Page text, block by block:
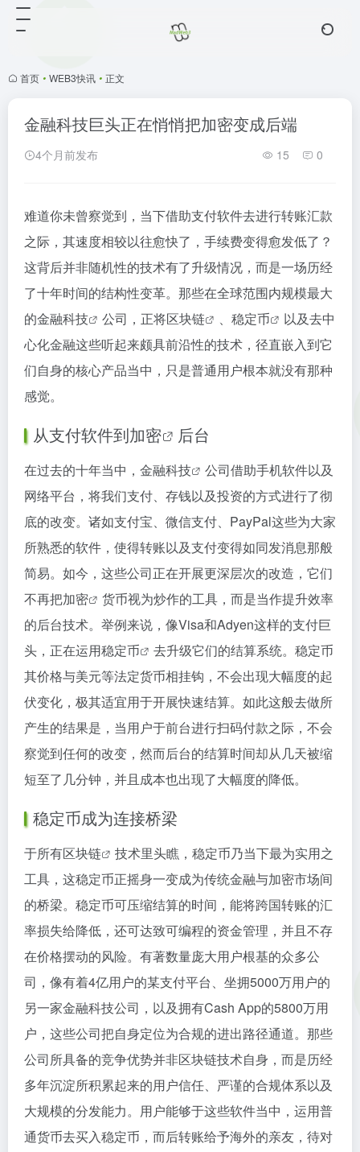
首页 • WEB3快讯 • 正文
金融科技巨头正在悄悄把加密变成后端
4个月前发布 15 0
难道你未曾察觉到，当下借助支付软件去进行转账汇款
之际，其速度相较以往愈快了，手续费变得愈发低了？
这背后并非随机性的技术有了升级情况，而是一场历经
了十年时间的结构性变革。那些在全球范围内规模最大
的金融科技 公司，正将区块链 、 稳定币
以及去中
心化金融这些听起来颇具前沿性的技术，径直嵌入到它
们自身的核心产品当中，只是普通用户根本就没有那种
感觉。
从支付软件到加密 后台
在过去的十年当中， 金融科技
公司借助手机软件以及
网络平台，将我们支付、存钱以及投资的方式进行了彻
底的改变。诸如支付宝、微信支付、PayPal这些为大家
所熟悉的软件，使得转账以及支付变得如同发消息那般
简易。如今，这些公司正在开展更深层次的改造，它们
不再把加密
货币视为炒作的工具，而是当作提升效率
的后台技术。举例来说，像Visa和Adyen这样的支付巨
头，正在运用稳定币
去升级它们的结算系统。稳定币
其价格与美元等法定货币相挂钩，不会出现大幅度的起
伏变化，极其适宜用于开展快速结算。如此这般去做所
产生的结果是，当用户于前台进行扫码付款之际，不会
察觉到任何的改变，然而后台的结算时间却从几天被缩
短至了几分钟，并且成本也出现了大幅度的降低。
稳定币成为连接桥梁
于所有区块链
技术里头瞧，稳定币乃当下最为实用之
工具，这稳定币正摇身一变成为传统金融与加密市场间
的桥梁。稳定币可压缩结算的时间，能将跨国转账的汇
率损失给降低，还可达致可编程的资金管理，并且不存
在价格摆动的风险。有著数量庞大用户根基的众多公
司，像有着4亿用户的某支付平台、坐拥5000万用户的
另一家金融科技公司，以及拥有Cash App的5800万用
户，这些公司把自身定位为合规的进出路径通道。那些
公司所具备的竞争优势并非区块链技术自身，而是历经
多年沉淀所积累起来的用户信任、严谨的合规体系以及
大规模的分发能力。用户能够于这些软件当中，运用普
通货币去买入稳定币，而后转账给予海外的亲友，待对